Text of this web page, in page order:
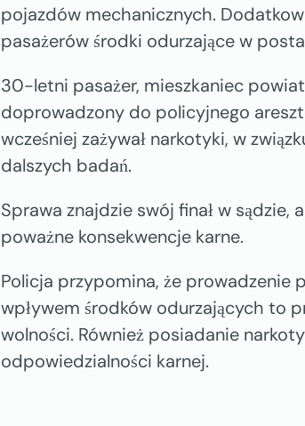
pojazdów mechanicznych.
pasażerów środki odurzające w
30-letni pasażer, mieszkaniec
doprowadzony do policyjnego
wcześniej zażywał narkotyki, w
dalszych badań.
Sprawa znajdzie swój finał w sądzie,
poważne konsekwencje karne.
Policja przypomina, że prowadzenie
wpływem środków odurzających to
wolności. Również posiadanie
odpowiedzialności karnej.